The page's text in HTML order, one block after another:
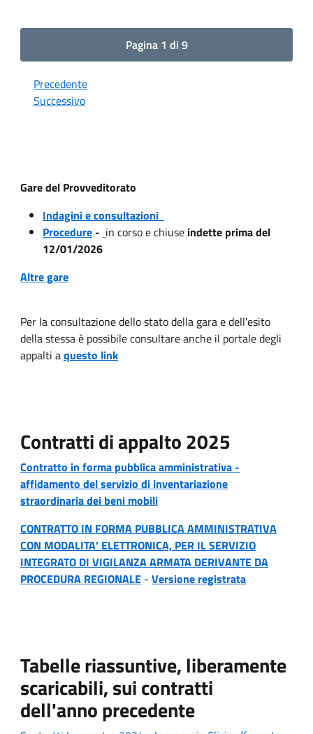
Pagina 1 di 9
Precedente
Successivo
Gare del Provveditorato
Indagini e consultazioni
Procedure- in corso e chiuse indette prima del
12/01/2026
Altre gare
Per la consultazione dello stato della gara e dell'esito
della stessa è possibile consultare anche il portale degli
appalti aquesto link
Contratti di appalto 2025
Contratto in forma pubblica amministrativa -
affidamento del servizio di inventariazione
straordinaria dei beni mobili
CONTRATTO IN FORMA PUBBLICA AMMINISTRATIVA
CON MODALITA’ ELETTRONICA, PER IL SERVIZIO
INTEGRATO DI VIGILANZA ARMATA DERIVANTE DA
PROCEDURA REGIONALE - Versione registrata
Tabelle riassuntive, liberamente
scaricabili, sui contratti
dell'anno precedente